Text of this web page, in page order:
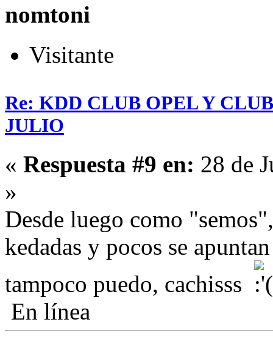
nomtoni
Visitante
Re: KDD CLUB OPEL Y
JULIO
« Respuesta #9 en: 28 de
»
Desde luego como
kedadas y pocos se
tampoco puedo, cachisss
En línea